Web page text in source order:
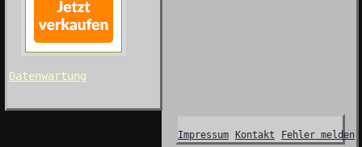
Datenwartung
Impressum Kontakt Fehler melden